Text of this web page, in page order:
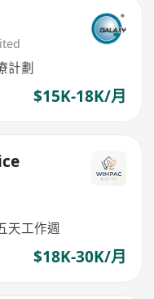
計劃
$15K-18K/月
天工作週
$18K-30K/月